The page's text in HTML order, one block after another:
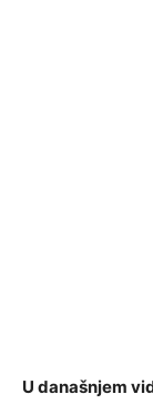
U današnjem